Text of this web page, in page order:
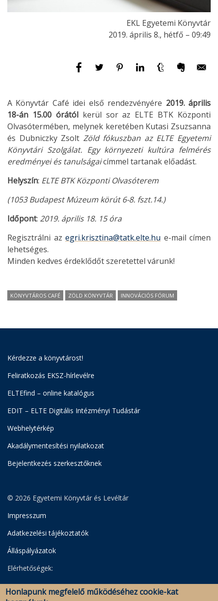
EKL Egyetemi Könyvtár
2019. április 8., hétfő – 09:49
A Könyvtár Café idei első rendezvényére 2019. április
18-án 15.00 órátólkerül sor az ELTE BTK Központi
Olvasótermében, melynek keretében Kutasi Zsuzsanna
és Dubniczky Zsolt Zöld fókuszban az ELTE Egyetemi
Könyvtári Szolgálat. Egy környezeti kultúra felmérés
eredményei és tanulságaicímmel tartanak előadást.
Helyszín: ELTE BTK Központi Olvasóterem
(1053 Budapest Múzeum körút 6-8. fszt.14.)
Időpont: 2019. április 18. 15 óra
Regisztrálni az egri.krisztina@tatk.elte.hu e-mail címen
lehetséges.
Minden kedves érdeklődőt szeretettel várunk!
KÖNYVTÁROS CAFÉ ZÖLD KÖNYVTÁR INNOVÁCIÓS FÓRUM
Kérdezze a könyvtárost!
Feliratkozás EKSZ-hírlevélre
ELTEfind – online katalógus
EDIT – ELTE Digitális Intézményi Tudástár
Webhelytérkép
Akadálymentesítési nyilatkozat
Bejelentkezés szerkesztőknek
© 2026 Egyetemi Könyvtár és Levéltár
Impresszum
Adatkezelési tájékoztatók
Álláspályázatok
Elérhetőségek:
Egyetemi Könyvtár
Levéltár
Honlapunk megfelelő működéséhez cookie-kat